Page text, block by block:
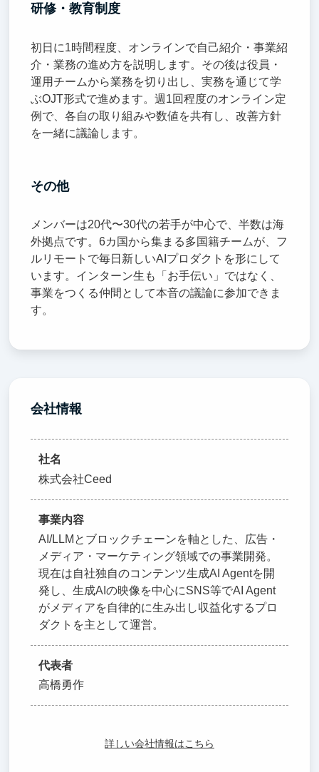
研修・教育制度
初日に1時間程度、オンラインで自己紹介・事業紹
介・業務の進め方を説明します。その後は役員・
運用チームから業務を切り出し、実務を通じて学
ぶOJT形式で進めます。週1回程度のオンライン定
例で、各自の取り組みや数値を共有し、改善方針
を一緒に議論します。
その他
メンバーは20代〜30代の若手が中心で、半数は海
外拠点です。6カ国から集まる多国籍チームが、フ
ルリモートで毎日新しいAIプロダクトを形にして
います。インターン生も「お手伝い」ではなく、
事業をつくる仲間として本音の議論に参加できま
す。
会社情報
社名
株式会社Ceed
事業内容
AI/LLMとブロックチェーンを軸とした、広告・
メディア・マーケティング領域での事業開発。
現在は自社独自のコンテンツ生成AI Agentを開
発し、生成AIの映像を中心にSNS等でAI Agent
がメディアを自律的に生み出し収益化するプロ
ダクトを主として運営。
代表者
高橋勇作
詳しい会社情報はこちら